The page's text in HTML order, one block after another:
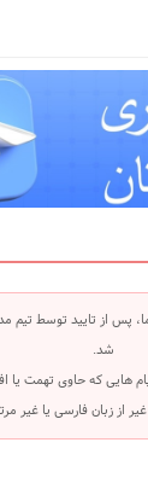
پس از تایید توسط تیم
شد.
هایی که حاوی تهمت یا
از زبان فارسی یا غیر